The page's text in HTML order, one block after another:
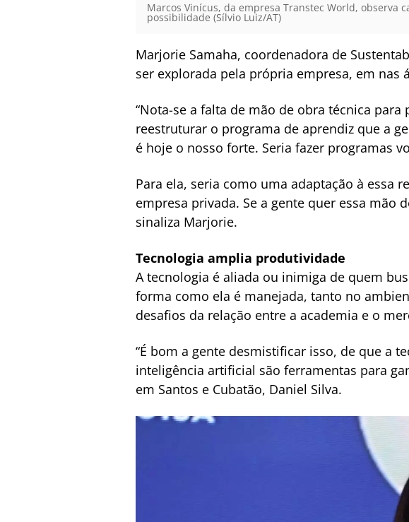
Marcos Vinícus, da empresa Transtec World,
possibilidade (Sílvio Luiz/AT)
Marjorie Samaha, coordenadora de
ser explorada pela própria empresa, em nas
“Nota-se a falta de mão de obra técnica
reestruturar o programa de aprendiz que a
é hoje o nosso forte. Seria fazer programas
Para ela, seria como uma adaptação à essa
empresa privada. Se a gente quer essa mão
sinaliza Marjorie.
Tecnologia amplia produtividade
A tecnologia é aliada ou inimiga de quem
forma como ela é manejada, tanto no
desafios da relação entre a academia e o
“É bom a gente desmistificar isso, de que a
inteligência artificial são ferramentas para
em Santos e Cubatão, Daniel Silva.